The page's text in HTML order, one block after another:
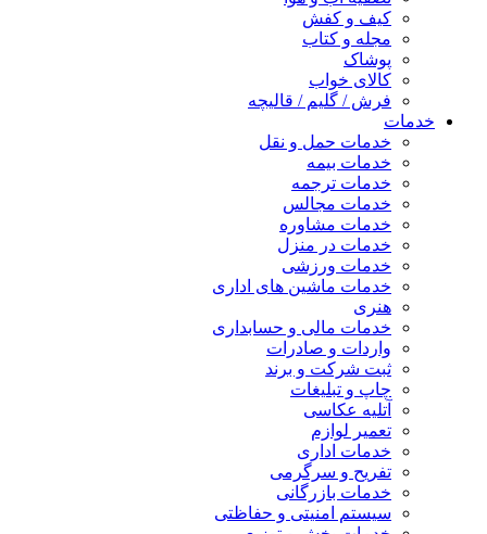
کیف و کفش
مجله و کتاب
پوشاک
کالای خواب
فرش / گلیم / قالیچه
خدمات
خدمات حمل و نقل
خدمات بیمه
خدمات ترجمه
خدمات مجالس
خدمات مشاوره
خدمات در منزل
خدمات ورزشی
خدمات ماشین های اداری
هنری
خدمات مالی و حسابداری
واردات و صادرات
ثبت شرکت و برند
چاپ و تبلیغات
آتلیه عکاسی
تعمیر لوازم
خدمات اداری
تفریح و سرگرمی
خدمات بازرگانی
سیستم امنیتی و حفاظتی